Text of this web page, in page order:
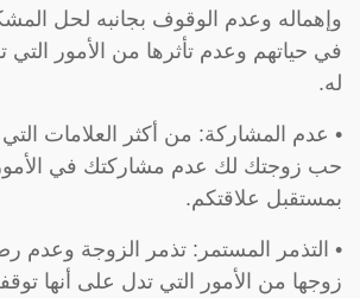
وإهماله وعدم الوقوف بجانبه لحل
في حياتهم وعدم تأثرها من الأمور التي
له.
• عدم المشاركة: من أكثر العلامات
حب زوجتك لك عدم مشاركتك في الأمور
بمستقبل علاقتكم.
• التذمر المستمر: تذمر الزوجة وعدم
زوجها من الأمور التي تدل على أنها